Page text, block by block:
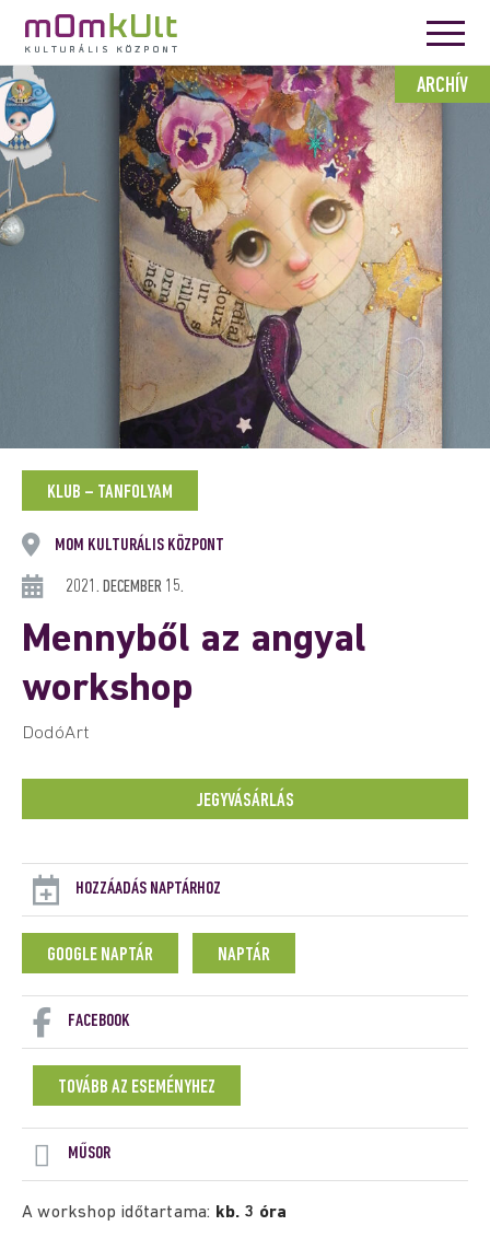
ARCHÍV
KLUB – TANFOLYAM
MOM KULTURÁLIS KÖZPONT
2021. DECEMBER 15.
Mennyből az angyal
workshop
DodóArt
JEGYVÁSÁRLÁS
HOZZÁADÁS NAPTÁRHOZ
GOOGLE NAPTÁR NAPTÁR
FACEBOOK
TOVÁBB AZ ESEMÉNYHEZ
MŰSOR
A workshop időtartama: kb. 3 óra